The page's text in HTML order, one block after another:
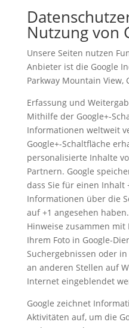
Nutzung von
Unsere Seiten nutzen
Anbieter ist die Google
Parkway Mountain View,
Erfassung und
Mithilfe der Google+-
Informationen weltweit
Google+-Schaltfläche
personalisierte Inhalte
Partnern. Google
dass Sie für einen Inhalt
Informationen über die
auf +1 angesehen
Hinweise zusammen
Ihrem Foto in Google-
Suchergebnissen oder
an anderen Stellen auf
Internet eingeblendet
Google zeichnet
Aktivitäten auf, um die